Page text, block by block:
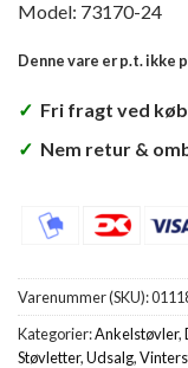
Model: 73170-24
Denne vare er p.t.
✓ Fri fragt ved
✓ Nem retur &
Varenummer (SKU):
Kategorier:Ankelstøvler,
Støvletter,Udsalg,